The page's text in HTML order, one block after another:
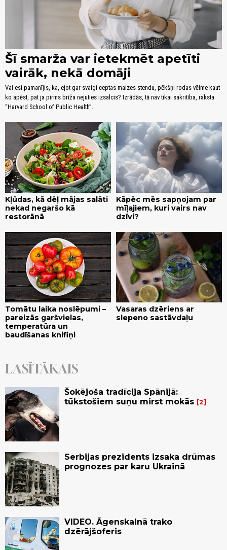
Šī smarža var ietekmēt apetīti
vairāk, nekā domāji
Vai esi pamanījis, ka, ejot gar svaigi ceptas maizes stendu, pēkšņi rodas vēlme kaut
ko apēst, pat ja pirms brīža nejuties izsalcis? Izrādās, tā nav tikai sakritība, raksta
“Harvard School of Public Health”.
Kļūdas, kā dēļ mājas salāti
nekad negaršo kā
restorānā
Kāpēc mēs sapņojam par
mīļajiem, kuri vairs nav
dzīvi?
Tomātu laika noslēpumi –
pareizās garšvielas,
temperatūra un
baudīšanas knifiņi
Vasaras dzēriens ar
slepeno sastāvdaļu
LASĪTĀKAIS
Šokējoša tradīcija Spānijā:
tūkstošiem suņu mirst mokās
2
Serbijas prezidents izsaka drūmas
prognozes par karu Ukrainā
VIDEO. Āgenskalnā trako
dzērājšoferis